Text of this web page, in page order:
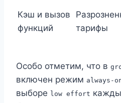
Кэш и вызов
функций
тарифы
Особо отметим, что в
включен режим always-
выборе low effort